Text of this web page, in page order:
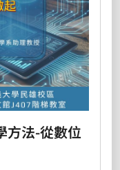
方法-從數位